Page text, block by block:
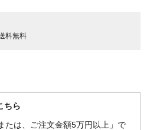
料無料
ちら
たは、ご注文金額5万円以上」で